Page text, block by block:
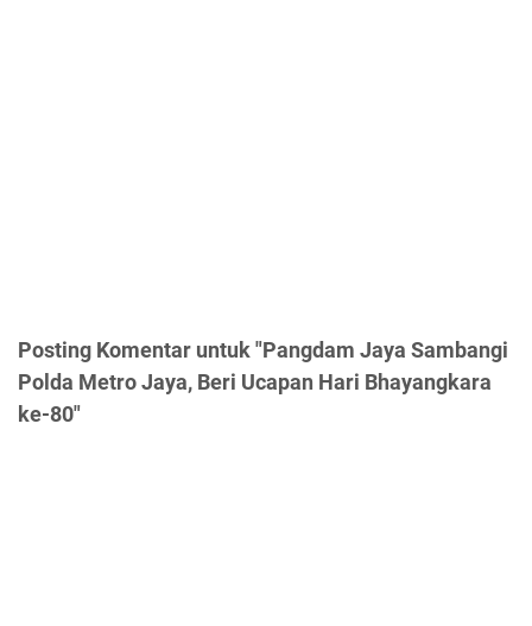
Posting Komentar untuk "Pangdam Jaya Sambangi
Polda Metro Jaya, Beri Ucapan Hari Bhayangkara
ke-80"